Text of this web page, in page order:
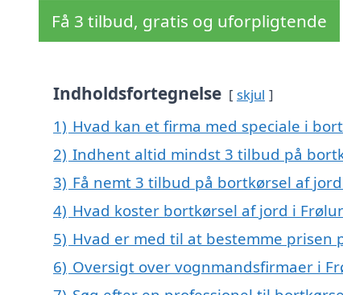
Få 3 tilbud, gratis og uforpligtende
Indholdsfortegnelse skjul
1) Hvad kan et firma med speciale i
2) Indhent altid mindst 3 tilbud på
3) Få nemt 3 tilbud på bortkørsel af
4) Hvad koster bortkørsel af jord i
5) Hvad er med til at bestemme prisen
6) Oversigt over vognmandsfirmaer i